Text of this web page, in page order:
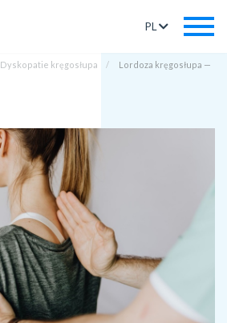
PL
Dyskopatie kręgosłupa
Lordoza kręgosłupa —